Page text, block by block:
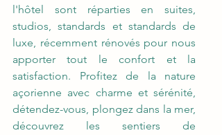
l'hôtel sont réparties en suites,
studios, standards et standards de
luxe, récemment rénovés pour nous
apporter tout le confort et la
satisfaction. Profitez de la nature
açorienne avec charme et sérénité,
détendez-vous, plongez dans la mer,
découvrez les sentiers de